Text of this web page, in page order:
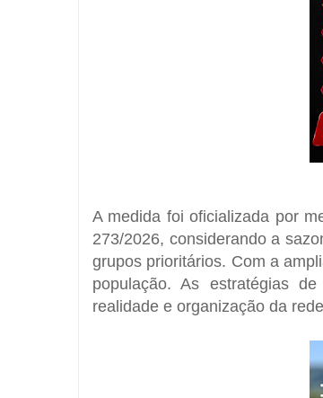
A medida foi oficializada por
273/2026, considerando a
grupos prioritários. Com a
população. As estratégias
realidade e organização da